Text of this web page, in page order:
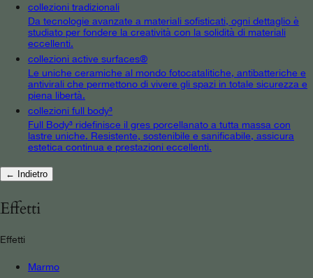
collezioni tradizionali
Da tecnologie avanzate a materiali sofisticati, ogni dettaglio è
studiato per fondere la creatività con la solidità di materiali
eccellenti.
collezioni active surfaces®
Le uniche ceramiche al mondo fotocatalitiche, antibatteriche e
antivirali che permettono di vivere gli spazi in totale sicurezza e
piena libertà.
collezioni full body³
Full Body³ ridefinisce il gres porcellanato a tutta massa con
lastre uniche. Resistente, sostenibile e sanificabile, assicura
estetica continua e prestazioni eccellenti.
← Indietro
Effetti
Effetti
Marmo